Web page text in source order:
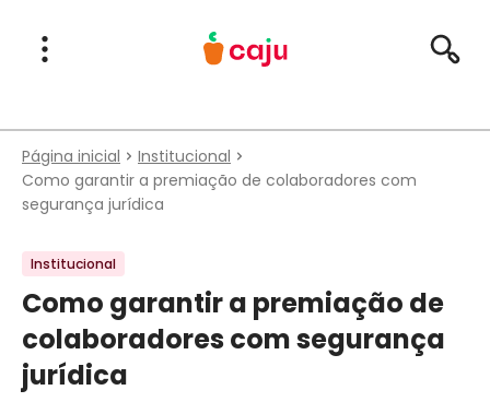
Menu Principal
Abrir Menu
Página inicial
Institucional
Como garantir a premiação de colaboradores com
segurança jurídica
Institucional
Como garantir a premiação de
colaboradores com segurança
jurídica